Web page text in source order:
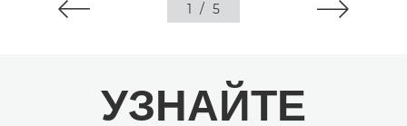
1 / 5
УЗНАЙТЕ